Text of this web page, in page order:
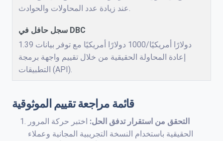
عند زيادة عدد المحاولات والحوادث.
1.39 دولارًا أمريكيًا/1000 دولارًا أمريكيًا مع توفر بيانات
إعادة المحاولة الحقيقية من خلال تقييم واجهة برمجة
التطبيقات (API).
قائمة مراجعة تقييم الموثوقية
التحقق من استقرار تدفق الحل: اختبر حركة المرور
الحقيقية باستخدام النسخة التجريبية المجانية وعملاء